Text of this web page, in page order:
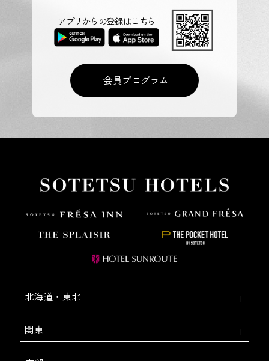
会員プログラム
アプリからの登録はこちら
北海道・東北
関東